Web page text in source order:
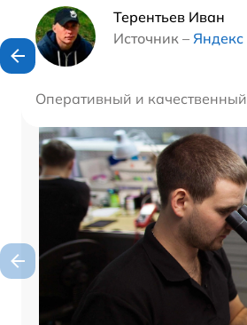
Терентьев Иван
Источник – Яндекс
Оперативный и
Наши